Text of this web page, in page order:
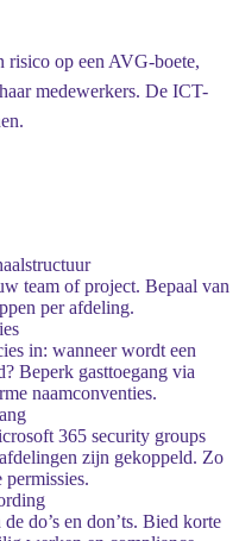
risico op een AVG-boete,
medewerkers. De ICT-
team of project. Bepaal van
per afdeling.
in: wanneer wordt een
Beperk gasttoegang via
naamconventies.
365 security groups
zijn gekoppeld. Zo
do’s en don’ts. Bied korte